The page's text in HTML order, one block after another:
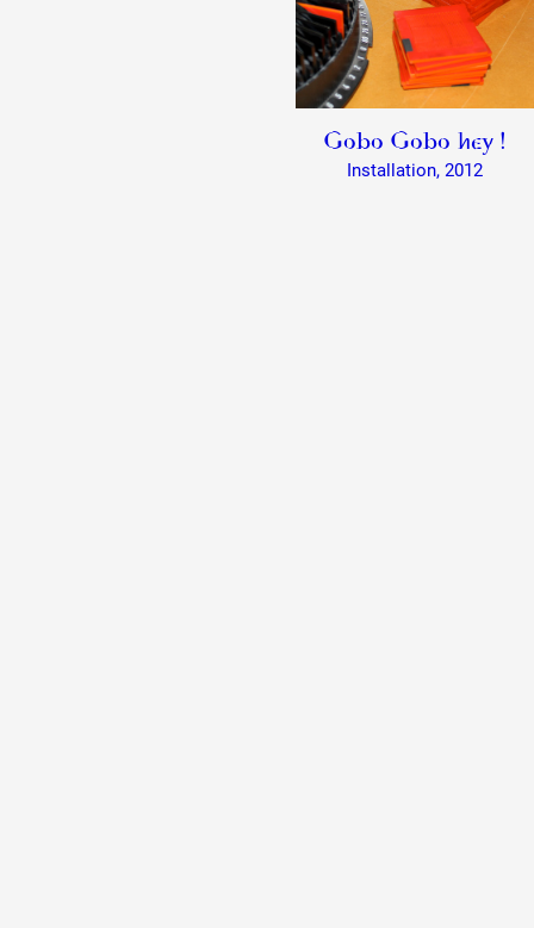
Gobo Gobo hey !
Installation, 2012